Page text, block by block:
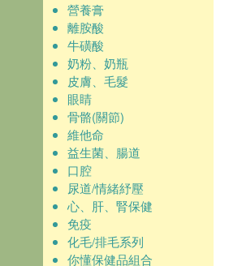
營養膏
離胺酸
牛磺酸
奶粉、奶瓶
皮膚、毛髮
眼睛
骨骼(關節)
維他命
益生菌、腸道
口腔
尿道/情緒紓壓
心、肝、腎保健
免疫
化毛/排毛系列
你懂保健品組合